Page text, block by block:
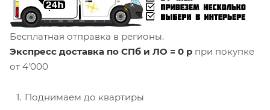
Бесплатная отправка в регионы.
Экспресс доставка по СПб и ЛО = 0 р при покупке
от 4'000
Поднимаем до квартиры